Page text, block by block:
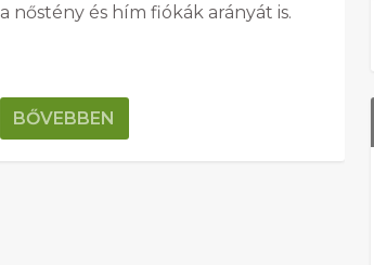
a nőstény és hím fiókák arányát is.
BŐVEBBEN